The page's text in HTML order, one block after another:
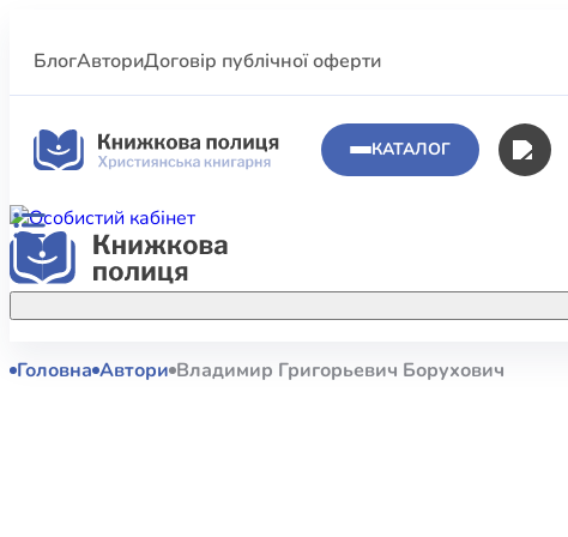
БлогАвториДоговір публічної оферти
КАТАЛОГ
Акційні пропозиції
Апологетика
Біблійне
Головна Автори Владимир Григорьевич Борухович